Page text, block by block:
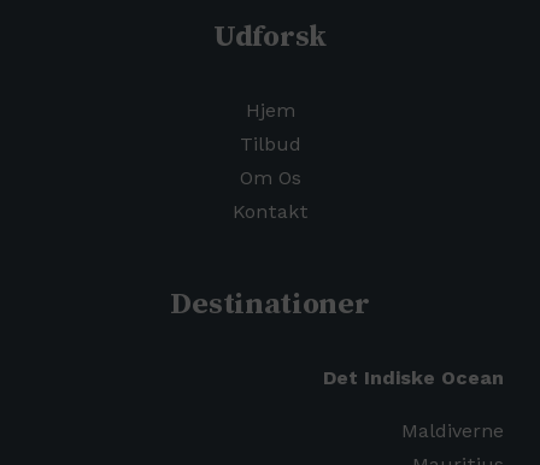
Udforsk
Hjem
Tilbud
Om Os
Kontakt
Destinationer
Det Indiske Ocean
Maldiverne